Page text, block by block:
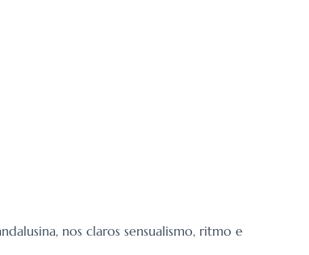
nos claros sensualismo, ritmo e